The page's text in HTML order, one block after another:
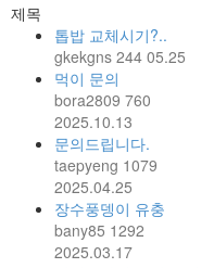
제목
톱밥 교체시기?..
gkekgns 244 05.25
먹이 문의
bora2809 760
2025.10.13
문의드립니다.
taepyeng 1079
2025.04.25
장수풍뎅이 유충
bany85 1292
2025.03.17